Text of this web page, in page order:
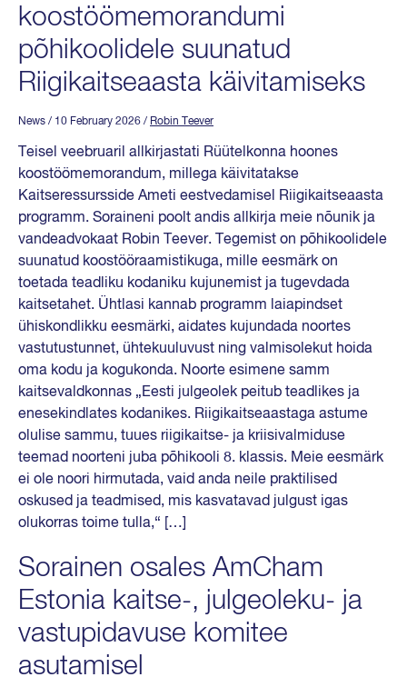
koostöömemorandumi
põhikoolidele suunatud
Riigikaitseaasta käivitamiseks
News / 10 February 2026 / Robin Teever
Teisel veebruaril allkirjastati Rüütelkonna hoones
koostöömemorandum, millega käivitatakse
Kaitseressursside Ameti eestvedamisel Riigikaitseaasta
programm. Soraineni poolt andis allkirja meie nõunik ja
vandeadvokaat Robin Teever. Tegemist on põhikoolidele
suunatud koostööraamistikuga, mille eesmärk on
toetada teadliku kodaniku kujunemist ja tugevdada
kaitsetahet. Ühtlasi kannab programm laiapindset
ühiskondlikku eesmärki, aidates kujundada noortes
vastutustunnet, ühtekuuluvust ning valmisolekut hoida
oma kodu ja kogukonda. Noorte esimene samm
kaitsevaldkonnas „Eesti julgeolek peitub teadlikes ja
enesekindlates kodanikes. Riigikaitseaastaga astume
olulise sammu, tuues riigikaitse- ja kriisivalmiduse
teemad noorteni juba põhikooli 8. klassis. Meie eesmärk
ei ole noori hirmutada, vaid anda neile praktilised
oskused ja teadmised, mis kasvatavad julgust igas
olukorras toime tulla,“ […]
Sorainen osales AmCham
Estonia kaitse-, julgeoleku- ja
vastupidavuse komitee
asutamisel